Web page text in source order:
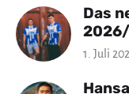
Das
1. Juli